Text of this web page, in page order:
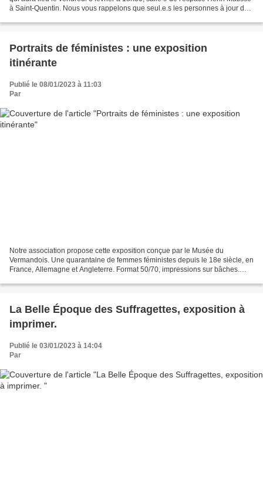
à Saint-Quentin. Nous vous rappelons que seul.e.s les personnes à jour de
Portraits de féministes : une exposition
itinérante
Publié le 08/01/2023 à 11:03
Par
Notre association propose cette exposition conçue par le Musée du
Vermandois. Une quarantaine de femmes féministes depuis le 18e siècle, en
France, Allemagne et Angleterre. Format 50/70, impressions sur bâches.
La Belle Époque des Suffragettes, exposition à
imprimer.
Publié le 03/01/2023 à 14:04
Par